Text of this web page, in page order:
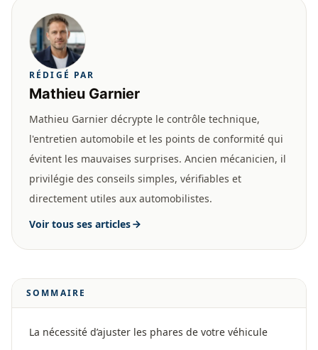
RÉDIGÉ PAR
Mathieu Garnier
Mathieu Garnier décrypte le contrôle technique,
l'entretien automobile et les points de conformité qui
évitent les mauvaises surprises. Ancien mécanicien, il
privilégie des conseils simples, vérifiables et
directement utiles aux automobilistes.
Voir tous ses articles
SOMMAIRE
La nécessité d’ajuster les phares de votre véhicule